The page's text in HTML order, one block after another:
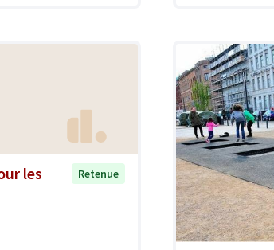
les
Retenue